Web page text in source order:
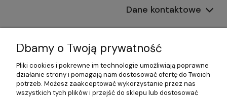
Dane kontaktowe
Informacje
Płatności i dostawa
Pomoc
Dbamy o Twoją prywatność
Pliki cookies i pokrewne im technologie umożliwiają poprawne
działanie strony i pomagają nam dostosować ofertę do Twoich
potrzeb. Możesz zaakceptować wykorzystanie przez nas
wszystkich tych plików i przejść do sklepu lub dostosować